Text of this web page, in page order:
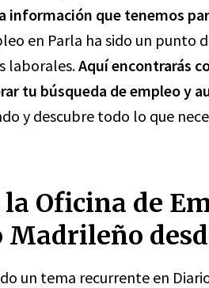
información que tenemos
en Parla ha sido un punto
laborales.Aquí encontrarás
tu búsqueda de empleo y
y descubre todo lo que
Oficina de
un tema recurrente en